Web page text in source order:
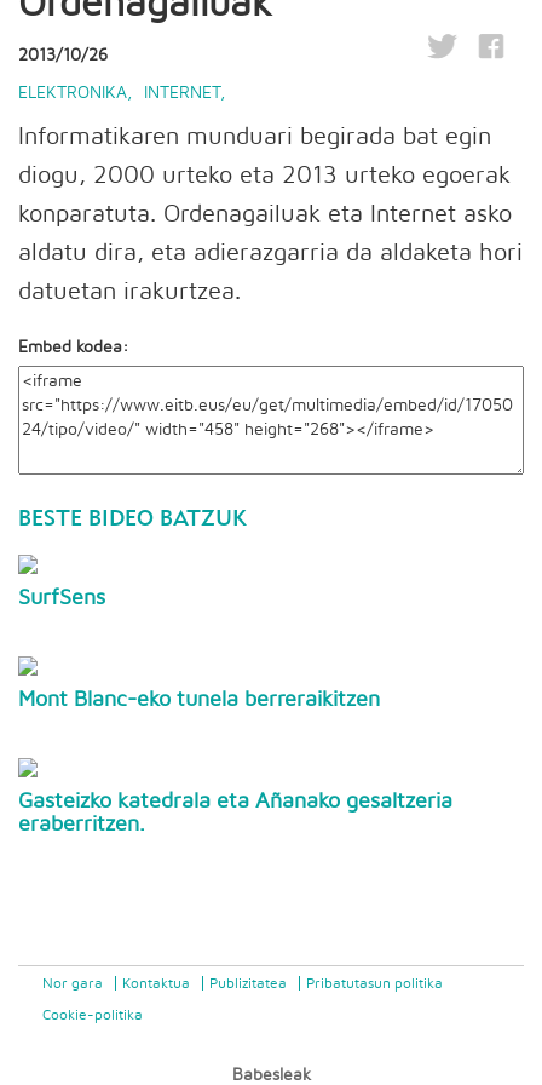
2013/10/26
ELEKTRONIKA INTERNET,
Informatikaren munduari begirada bat egin
diogu, 2000 urteko eta 2013 urteko egoerak
konparatuta. Ordenagailuak eta Internet asko
aldatu dira, eta adierazgarria da aldaketa hori
datuetan irakurtzea.
Embed kodea:
BESTE BIDEO BATZUK
SurfSens
Mont Blanc-eko tunela berreraikitzen
Gasteizko katedrala eta Añanako gesaltzeria
eraberritzen.
Nor gara Kontaktua Publizitatea Pribatutasun politika
Cookie-politika
Babesleak